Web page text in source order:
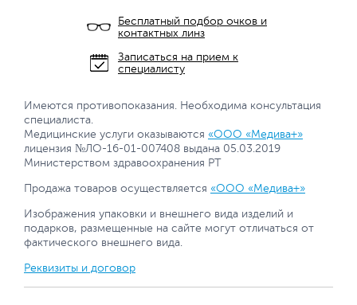
Бесплатный подбор очков и
контактных линз
Записаться на прием к
специалисту
Имеются противопоказания. Необходима консультация
специалиста.
Медицинские услуги оказываются «ООО «Медива+»
лицензия №ЛО-16-01-007408 выдана 05.03.2019
Министерством здравоохранения РТ
Продажа товаров осуществляется «ООО «Медива+»
Изображения упаковки и внешнего вида изделий и
подарков, размещенные на сайте могут отличаться от
фактического внешнего вида.
Реквизиты и договор